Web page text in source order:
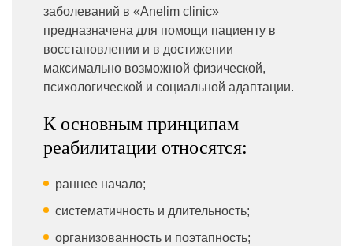
заболеваний в «Anelim clinic»
предназначена для помощи пациенту в
восстановлении и в достижении
максимально возможной физической,
психологической и социальной адаптации.
К основным принципам
реабилитации относятся:
раннее начало;
систематичность и длительность;
организованность и поэтапность;